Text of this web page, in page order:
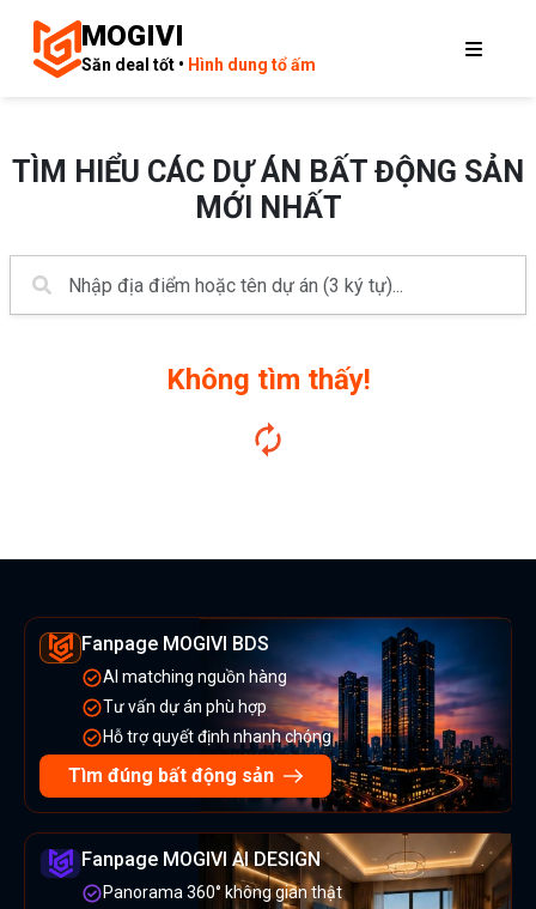
MOGIVI
Săn deal tốt • Hình dung tổ ấm
TÌM HIỂU CÁC DỰ ÁN BẤT ĐỘNG SẢN
MỚI NHẤT
Không tìm thấy!
Fanpage MOGIVI BDS
AI matching nguồn hàng
Tư vấn dự án phù hợp
Hỗ trợ quyết định nhanh chóng
Tìm đúng bất động sản
Fanpage MOGIVI AI DESIGN
Panorama 360° không gian thật